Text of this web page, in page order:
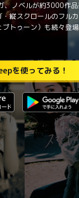
、ノベルが約3000作
縦スクロールのフル
トゥーン）も続々登場
を使ってみる！